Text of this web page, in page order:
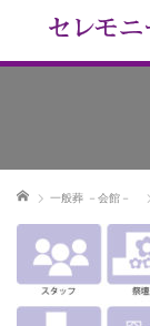
ホーム 一般葬 －会館－